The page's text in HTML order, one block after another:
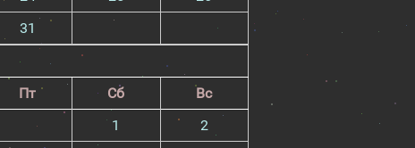
31
Пт Сб
Вс
1
2